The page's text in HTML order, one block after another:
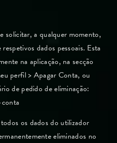
solicitar, a qualquer momento,
dados pessoais. Esta
na aplicação, na secção
perfil > Apagar Conta, ou
de pedido de eliminação:
os dados do utilizador
eliminados no